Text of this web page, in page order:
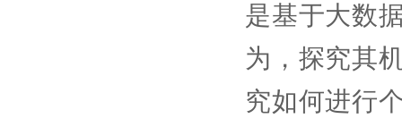
是基于大数
为，探究其
究如何进行